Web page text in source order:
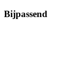
Bijpassend